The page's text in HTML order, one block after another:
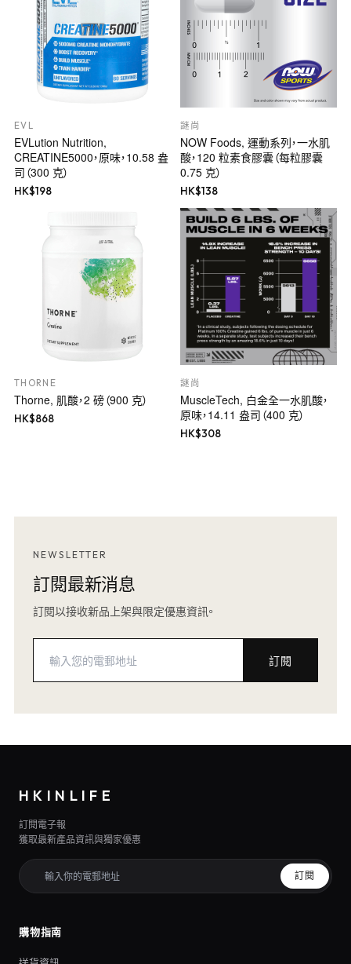
EVL
EVLution Nutrition,
CREATINE5000，原味，10.58 盎
司（300 克）
HK$198
謎尚
NOW Foods, 運動系列，一水肌
酸，120 粒素食膠囊（每粒膠囊
0.75 克）
HK$138
THORNE
Thorne, 肌酸，2 磅（900 克）
HK$868
謎尚
MuscleTech, 白金全一水肌酸，
原味，14.11 盎司（400 克）
HK$308
NEWSLETTER
訂閱最新消息
訂閱以接收新品上架與限定優惠資訊。
訂閱
HKINLIFE
訂閱電子報
獲取最新產品資訊與獨家優惠
訂閱
購物指南